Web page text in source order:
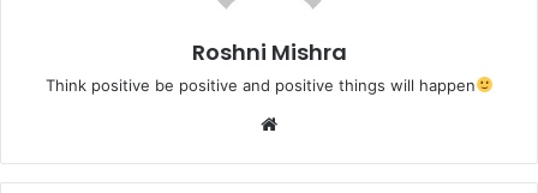
Roshni Mishra
Think positive be positive and positive things will happen
te